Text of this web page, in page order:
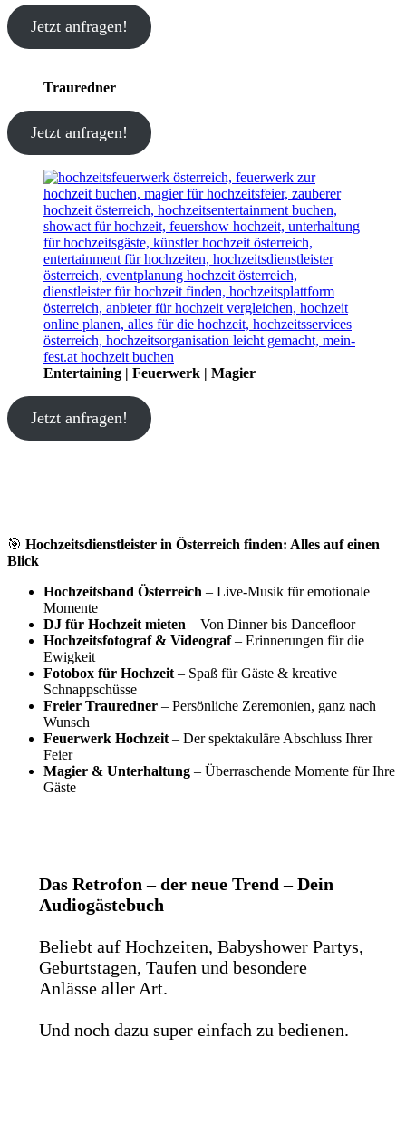
Jetzt anfragen!
Trauredner
Jetzt anfragen!
Entertaining | Feuerwerk | Magier
Jetzt anfragen!
🎯 Hochzeitsdienstleister in Österreich finden: Alles auf einen
Blick
Hochzeitsband Österreich – Live-Musik für emotionale
Momente
DJ für Hochzeit mieten – Von Dinner bis Dancefloor
Hochzeitsfotograf & Videograf– Erinnerungen für die
Ewigkeit
Fotobox für Hochzeit – Spaß für Gäste & kreative
Schnappschüsse
Freier Trauredner – Persönliche Zeremonien, ganz nach
Wunsch
Feuerwerk Hochzeit – Der spektakuläre Abschluss Ihrer
Feier
Magier & Unterhaltung – Überraschende Momente für Ihre
Gäste
Das Retrofon – der neue Trend – Dein
Audiogästebuch
Beliebt auf Hochzeiten, Babyshower Partys,
Geburtstagen, Taufen und besondere
Anlässe aller Art.
Und noch dazu super einfach zu bedienen.